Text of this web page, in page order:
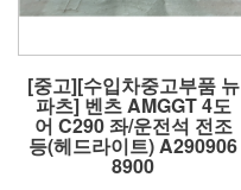
[중고][수입차중고부품 뉴
파츠] 벤츠 AMGGT 4도
어 C290 좌/운전석 전조
등(헤드라이트) A290906
8900